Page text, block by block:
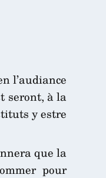
l’audiance
seront, à la
y estre
que la
pour